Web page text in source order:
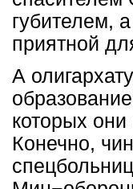
губителем,
приятной
А
которых
Конечно,